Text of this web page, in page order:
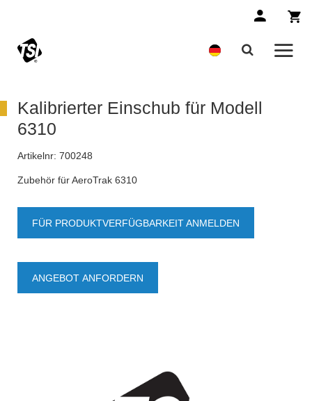
Kalibrierter Einschub für Modell
6310
Artikelnr: 700248
Zubehör für AeroTrak 6310
FÜR PRODUKTVERFÜGBARKEIT ANMELDEN
ANGEBOT ANFORDERN